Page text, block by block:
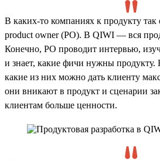
В каких-то компаниях к продукту так
product owner (PO). В QIWI — вся
Конечно, PO проводит интервью,
и знает, какие фичи нужны продукту.
какие из них можно дать клиенту
они вникают в продукт и сценарии
клиентам больше ценности.